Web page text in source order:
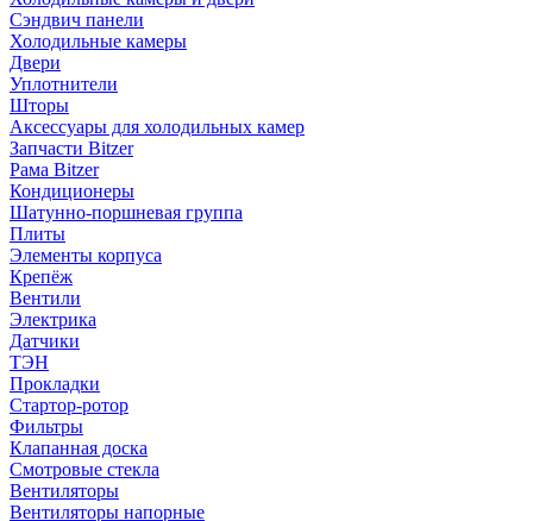
Сэндвич панели
Холодильные камеры
Двери
Уплотнители
Шторы
Аксессуары для холодильных камер
Запчасти Bitzer
Рама Bitzer
Кондиционеры
Шатунно-поршневая группа
Плиты
Элементы корпуса
Крепёж
Вентили
Электрика
Датчики
ТЭН
Прокладки
Стартор-ротор
Фильтры
Клапанная доска
Смотровые стекла
Вентиляторы
Вентиляторы напорные